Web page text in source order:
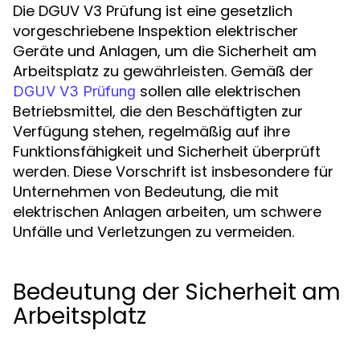
Die DGUV V3 Prüfung ist eine gesetzlich
vorgeschriebene Inspektion elektrischer
Geräte und Anlagen, um die Sicherheit am
Arbeitsplatz zu gewährleisten. Gemäß der
DGUV V3 Prüfung sollen alle elektrischen
Betriebsmittel, die den Beschäftigten zur
Verfügung stehen, regelmäßig auf ihre
Funktionsfähigkeit und Sicherheit überprüft
werden. Diese Vorschrift ist insbesondere für
Unternehmen von Bedeutung, die mit
elektrischen Anlagen arbeiten, um schwere
Unfälle und Verletzungen zu vermeiden.
Bedeutung der Sicherheit am
Arbeitsplatz